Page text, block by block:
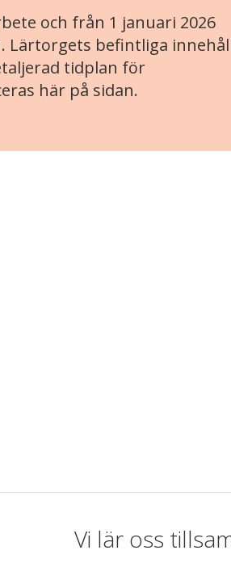
och från 1 januari 2026
Lärtorgets befintliga
tidplan för
här på sidan.
Vi lär oss